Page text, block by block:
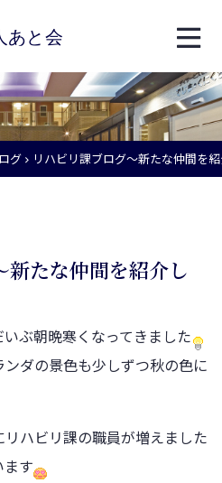
グ リハビリ課ブログ～新たな仲間を
新たな仲間を紹介し
ぶ朝晩寒くなってきました
ダの景色も少しずつ秋の色に
ハビリ課の職員が増えました
す